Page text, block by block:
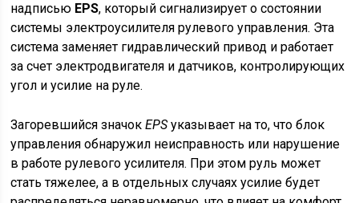
надписью EPS, который сигнализирует о состоянии
системы электроусилителя рулевого управления. Эта
система заменяет гидравлический привод и работает
за счет электродвигателя и датчиков, контролирующих
угол и усилие на руле.
Загоревшийся значокEPSуказывает на то, что блок
управления обнаружил неисправность или нарушение
в работе рулевого усилителя. При этом руль может
стать тяжелее, а в отдельных случаях усилие будет